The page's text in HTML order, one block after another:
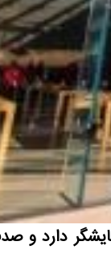
دارد و